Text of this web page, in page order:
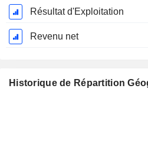
Résultat d'Exploitation
Revenu net
Historique de Répartition